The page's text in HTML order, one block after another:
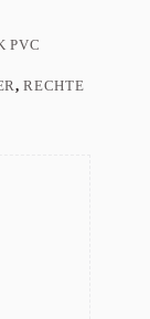
PVC
,RECHTE